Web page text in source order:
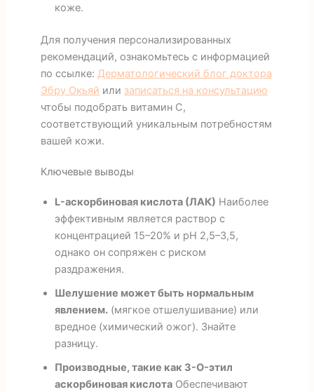
коже.
Для получения персонализированных
рекомендаций, ознакомьтесь с информацией
по ссылке: Дерматологический блог доктора
Эбру Окьяй или записаться на консультацию
чтобы подобрать витамин С,
соответствующий уникальным потребностям
вашей кожи.
Ключевые выводы
L-аскорбиновая кислота (ЛАК) Наиболее
эффективным является раствор с
концентрацией 15–20% и pH 2,5–3,5,
однако он сопряжен с риском
раздражения.
Шелушение может быть нормальным
явлением.(мягкое отшелушивание) или
вредное (химический ожог). Знайте
разницу.
Производные, такие как 3-O-этил
аскорбиновая кислотаОбеспечивают